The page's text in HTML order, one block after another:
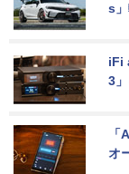
s
iFi
3
オ